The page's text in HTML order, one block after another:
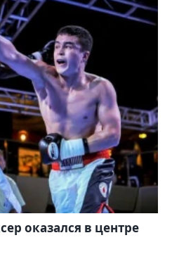
оказался в центре